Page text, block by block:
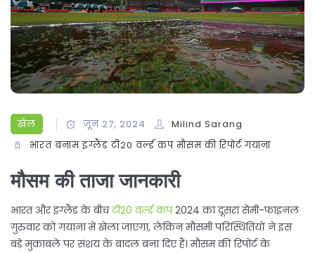
खेल जून 27, 2024
Milind Sarang
भारत बनाम इंग्लैंड टी20 वर्ल्ड कप मौसम की रिपोर्ट गयाना
मौसम की ताजा जानकारी
भारत और इंग्लैंड के बीचटी20 वर्ल्ड कप2024 का दूसरा सेमी-फाइनल
गुरुवार को गयाना में खेला जाएगा, लेकिन मौसमी परिस्थितियों ने इस
बड़े मुकाबले पर संशय के बादल बना दिए हैं। मौसम की रिपोर्ट के